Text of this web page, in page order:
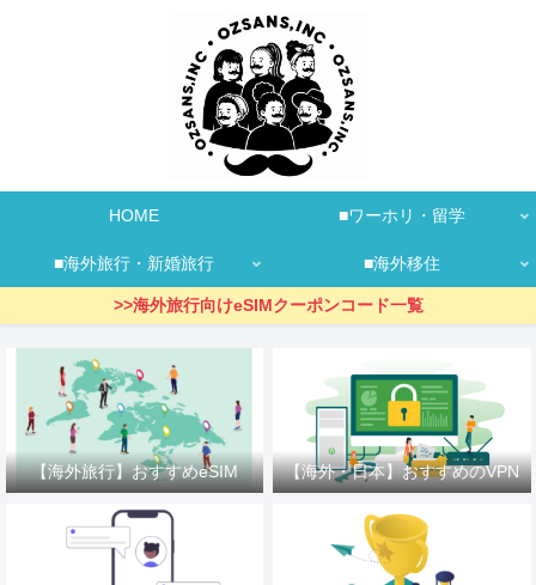
HOME ■ワーホリ・留学
■海外旅行・新婚旅行 ■海外移住
>>海外旅行向けeSIMクーポンコード一覧
【海外旅行】おすすめeSIM 【海外・日本】おすすめのVPN